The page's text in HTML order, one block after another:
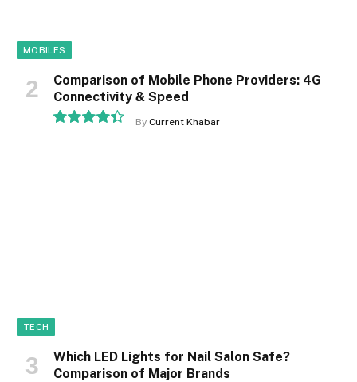
MOBILES
Comparison of Mobile Phone Providers: 4G
Connectivity & Speed
By Current Khabar
TECH
Which LED Lights for Nail Salon Safe?
Comparison of Major Brands